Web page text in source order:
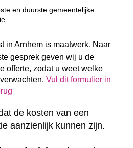
en duurste gemeentelijke
in Arnhem is maatwerk. Naar
gesprek geven wij u de
offerte, zodat u weet welke
Vul dit formulier in
de kosten van een
aanzienlijk kunnen zijn.